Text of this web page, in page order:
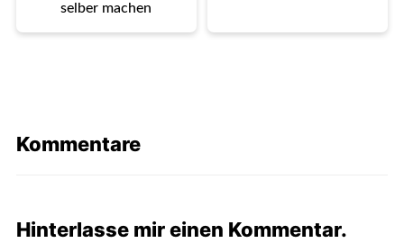
selber machen
Kommentare
Hinterlasse mir einen Kommentar.